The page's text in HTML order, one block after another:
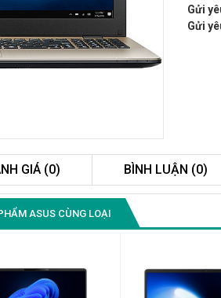
Gửi
Gửi
GIÁ (0) BÌNH LUẬN (0)
ASUS CÙNG LOẠI